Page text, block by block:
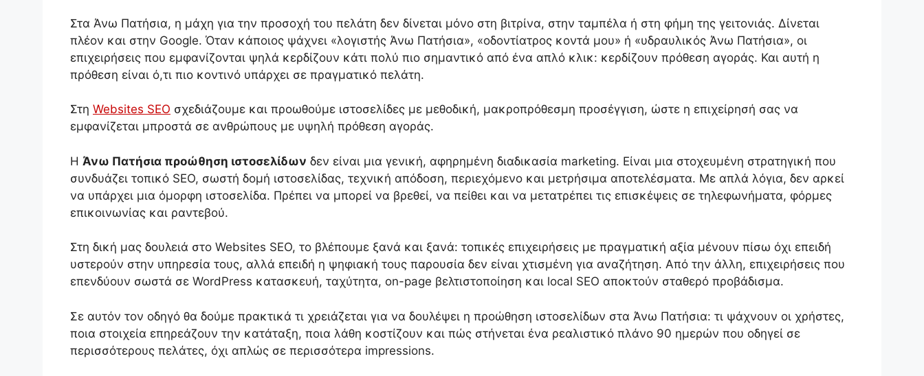
Στα Άνω Πατήσια, η μάχη για την προσοχή του πελάτη δεν δίνεται μόνο στη βιτρίνα, στην ταμπέλα ή στη φήμη της γειτονιάς. Δίνεται
πλέον και στην Google. Όταν κάποιος ψάχνει «λογιστής Άνω Πατήσια», «οδοντίατρος κοντά μου» ή «υδραυλικός Άνω Πατήσια», οι
επιχειρήσεις που εμφανίζονται ψηλά κερδίζουν κάτι πολύ πιο σημαντικό από ένα απλό κλικ: κερδίζουν πρόθεση αγοράς. Και αυτή η
πρόθεση είναι ό,τι πιο κοντινό υπάρχει σε πραγματικό πελάτη.
Στη Websites SEO σχεδιάζουμε και προωθούμε ιστοσελίδες με μεθοδική, μακροπρόθεσμη προσέγγιση, ώστε η επιχείρησή σας να
εμφανίζεται μπροστά σε ανθρώπους με υψηλή πρόθεση αγοράς.
Η Άνω Πατήσια προώθηση ιστοσελίδων δεν είναι μια γενική, αφηρημένη διαδικασία marketing. Είναι μια στοχευμένη στρατηγική που
συνδυάζει τοπικό SEO, σωστή δομή ιστοσελίδας, τεχνική απόδοση, περιεχόμενο και μετρήσιμα αποτελέσματα. Με απλά λόγια, δεν αρκεί
να υπάρχει μια όμορφη ιστοσελίδα. Πρέπει να μπορεί να βρεθεί, να πείθει και να μετατρέπει τις επισκέψεις σε τηλεφωνήματα, φόρμες
επικοινωνίας και ραντεβού.
Στη δική μας δουλειά στο Websites SEO, το βλέπουμε ξανά και ξανά: τοπικές επιχειρήσεις με πραγματική αξία μένουν πίσω όχι επειδή
υστερούν στην υπηρεσία τους, αλλά επειδή η ψηφιακή τους παρουσία δεν είναι χτισμένη για αναζήτηση. Από την άλλη, επιχειρήσεις που
επενδύουν σωστά σε WordPress κατασκευή, ταχύτητα, on-page βελτιστοποίηση και local SEO αποκτούν σταθερό προβάδισμα.
Σε αυτόν τον οδηγό θα δούμε πρακτικά τι χρειάζεται για να δουλέψει η προώθηση ιστοσελίδων στα Άνω Πατήσια: τι ψάχνουν οι χρήστες,
ποια στοιχεία επηρεάζουν την κατάταξη, ποια λάθη κοστίζουν και πώς στήνεται ένα ρεαλιστικό πλάνο 90 ημερών που οδηγεί σε
περισσότερους πελάτες, όχι απλώς σε περισσότερα impressions.